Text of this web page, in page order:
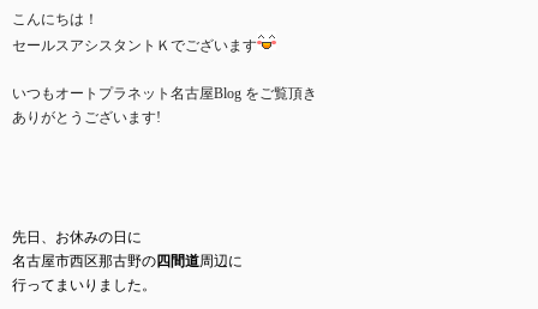
こんにちは！
セールスアシスタントＫでございます
いつもオートプラネット名古屋Blog をご覧頂き
ありがとうございます!
先日、お休みの日に
名古屋市西区那古野の四間道周辺に
行ってまいりました。